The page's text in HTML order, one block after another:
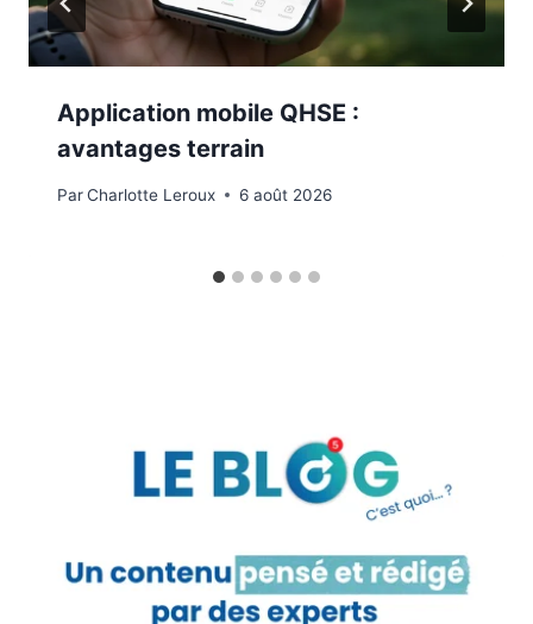
Application mobile QHSE :
avantages terrain
ParCharlotte Leroux 6 août 2026